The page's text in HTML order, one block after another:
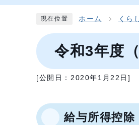
現在位置 ホーム くら
令和3年度
[公開日： 2020年1月22日 ]
給与所得控除